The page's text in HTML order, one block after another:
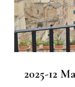
2025-12